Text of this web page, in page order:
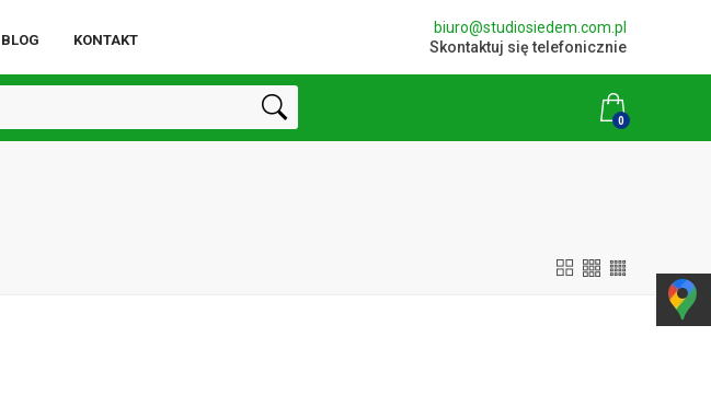
BLOG KONTAKT
biuro@studiosiedem.com.pl
Skontaktuj się telefonicznie
0